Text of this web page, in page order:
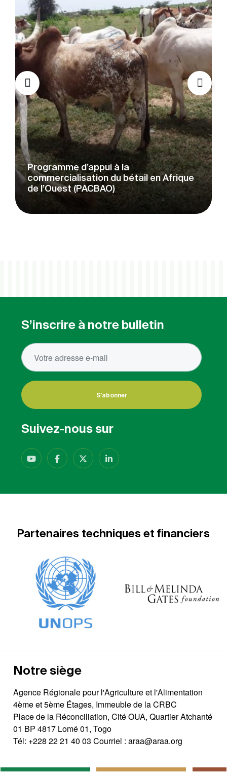
Programme d’appui à la
commercialisation du bétail en Afrique
de l’Ouest (PACBAO)
S’inscrire à notre bulletin
S'abonner
Suivez-nous sur
Partenaires techniques et financiers
Notre siège
Agence Régionale pour l'Agriculture et l'Alimentation
4ème et 5ème Étages, Immeuble de la CRBC
Place de la Réconciliation, Cité OUA, Quartier Atchanté
01 BP 4817 Lomé 01, Togo
Tél: +228 22 21 40 03 Courriel : araa@araa.org